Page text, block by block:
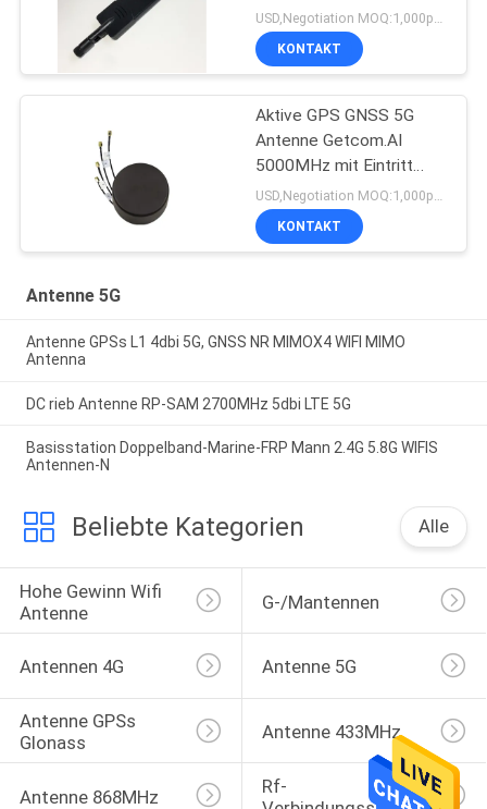
Antenne 5dBi 5G
USD,Negotiation MOQ:1,000pcs
KONTAKT
Aktive GPS GNSS 5G
Antenne Getcom.AI
5000MHz mit Eintritt
IP67
KONTAKT
Antenne 5G
Antenne GPSs L1 4dbi 5G, GNSS NR MIMOX4 WIFI MIMO
Antenna
DC rieb Antenne RP-SAM 2700MHz 5dbi LTE 5G
Basisstation Doppelband-Marine-FRP Mann 2.4G 5.8G WIFIS
Antennen-N
Beliebte Kategorien Alle
Hohe Gewinn Wifi
Antenne
G-/Mantennen
Antennen 4G Antenne 5G
Antenne GPSs
Glonass
Antenne 433MHz
Antenne 868MHz
Rf-